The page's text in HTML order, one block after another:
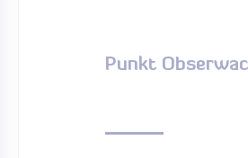
Punkt